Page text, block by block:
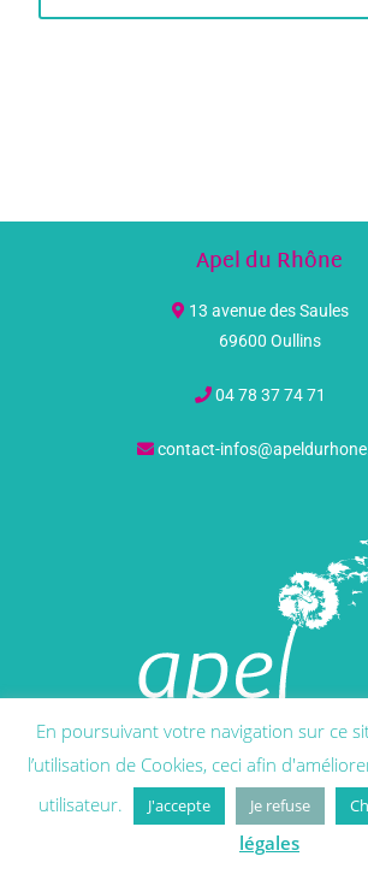
Apel du Rhône
13 avenue des Saules
69600 Oullins
04 78 37 74 71
contact-
Suivez-nous
Facebook
YouTube
En poursuivant votre navigation sur ce
l’utilisation de Cookies, ceci afin
utilisateur.
J'accepte Je refuse
légales